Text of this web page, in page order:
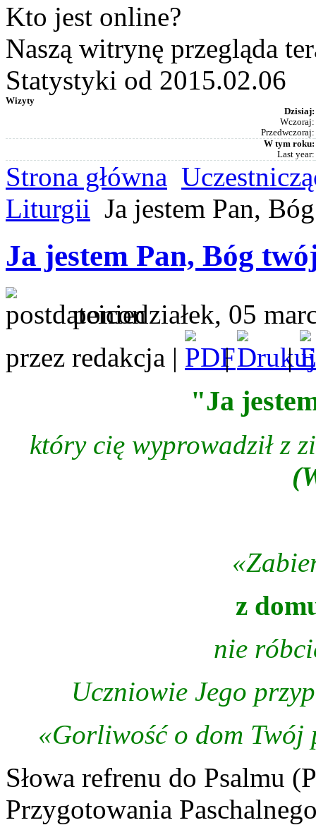
Kto jest online?
Naszą witrynę przegląda
Statystyki od 2015.02.06
Wizyty
Dzisiaj:
Wczoraj:
Przedwczoraj:
W tym roku:
Last year:
Strona główna
Liturgii Ja jestem Pan,
Ja jestem Pan, Bóg
poniedziałek, 05
przez redakcja |
| |
"Ja
który cię wyprowadził z
z
nie
Uczniowie Jego
«Gorliwość o dom Twój
Słowa refrenu do Psalmu
Przygotowania